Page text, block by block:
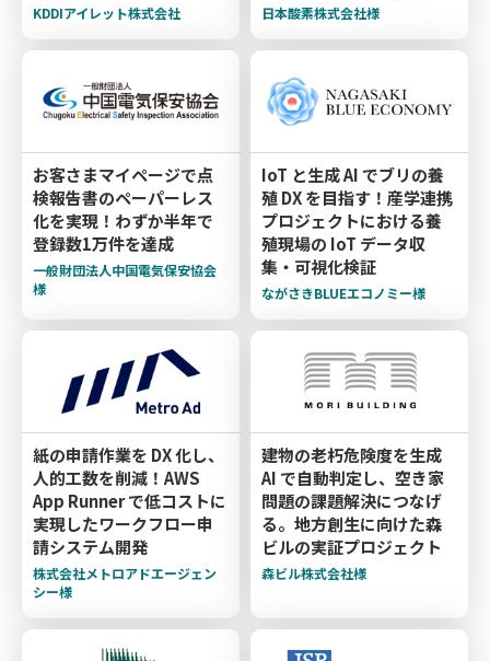
KDDIアイレット株式会社 日本酸素株式会社様
お客さまマイページで点
検報告書のペーパーレス
化を実現！わずか半年で
登録数1万件を達成
一般財団法人中国電気保安協会
様
IoT と生成 AI でブリの養
殖 DX を目指す！産学連携
プロジェクトにおける養
殖現場の IoT データ収
集・可視化検証
ながさきBLUEエコノミー様
紙の申請作業を DX 化し、
人的工数を削減！AWS
App Runner で低コストに
実現したワークフロー申
請システム開発
株式会社メトロアドエージェン
シー様
建物の老朽危険度を生成
AI で自動判定し、空き家
問題の課題解決につなげ
る。地方創生に向けた森
ビルの実証プロジェクト
森ビル株式会社様